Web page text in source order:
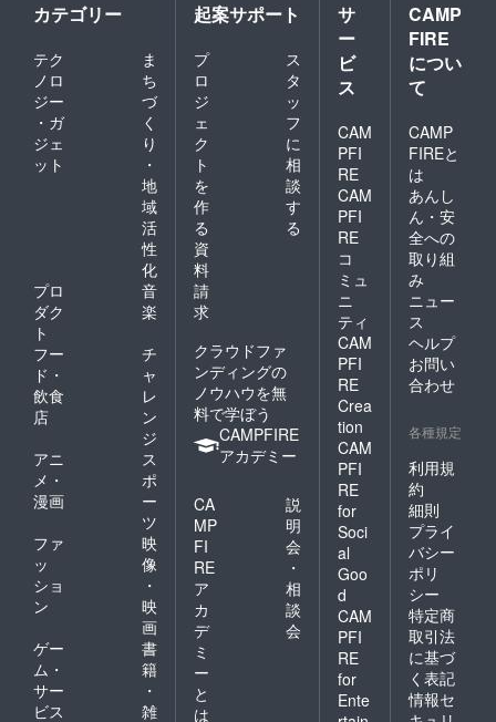
カテゴリー
テク
ノロ
ジー
・ガ
ジェ
ット
ま
ち
づ
く
り
・
地
域
活
性
化
プロ
ダク
ト
音
楽
フー
ド・
飲食
店
チ
ャ
レ
ン
ジ
アニ
メ・
漫画
ス
ポ
ー
ツ
ファ
ッ
ショ
ン
映
像
・
映
画
ゲー
ム・
サー
ビス
書
籍
・
雑
起案サポート
プ
ロ
ジ
ェ
ク
ト
を
作
る
ス
タ
ッ
フ
に
相
談
す
る
資
料
請
求
クラウドファ
ンディングの
ノウハウを無
料で学ぼう
CAMPFIRE
アカデミー
CA
MP
FI
RE
ア
カ
デ
ミ
ー
と
は
説
明
会
・
相
談
会
サ
ー
ビ
ス
CAM
PFI
RE
CAM
PFI
RE
コ
ミュ
ニ
ティ
CAM
PFI
RE
Crea
tion
CAM
PFI
RE
for
Soci
al
Goo
d
CAM
PFI
RE
for
Ente
CAMP
FIRE
につい
て
CAMP
FIREと
は
あんし
ん・安
全への
取り組
み
ニュー
ス
ヘルプ
お問い
合わせ
各種規定
利用規
約
細則
プライ
バシー
ポリ
シー
特定商
取引法
に基づ
く表記
情報セ